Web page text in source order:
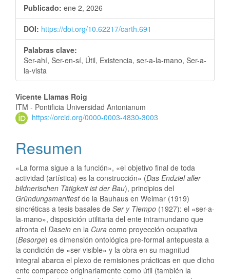
Publicado: ene 2, 2026
DOI: https://doi.org/10.62217/carth.691
Palabras clave:
Ser-ahí, Ser-en-sí, Útil, Existencia, ser-a-la-mano, Ser-a-
la-vista
Vicente Llamas Roig
ITM - Pontificia Universidad Antonianum
https://orcid.org/0000-0003-4830-3003
Resumen
«La forma sigue a la función», «el objetivo final de toda
actividad (artística) es la construcción» (Das Endziel aller
bildnerischen Tätigkeit ist der Bau), principios del
Gründungsmanifestde la Bauhaus en Weimar (1919)
sincréticas a tesis basales de Ser y Tiempo (1927): el «ser-a-
la-mano», disposición utilitaria del ente intramundano que
afronta el Dasein en la Cura como proyección ocupativa
(Besorge) es dimensión ontológica pre-formal antepuesta a
la condición de «ser-visible» y la obra en su magnitud
integral abarca el plexo de remisiones prácticas en que dicho
ente comparece originariamente como útil (también la